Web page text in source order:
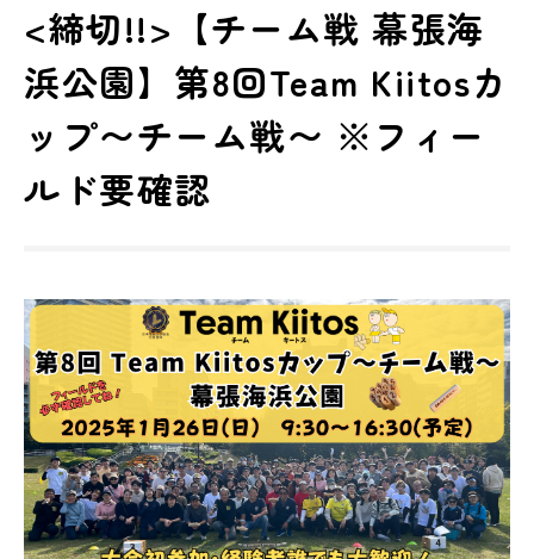
<締切!!>【チーム戦 幕張海
浜公園】第8回Team Kiitosカ
ップ〜チーム戦〜 ※フィー
ルド要確認